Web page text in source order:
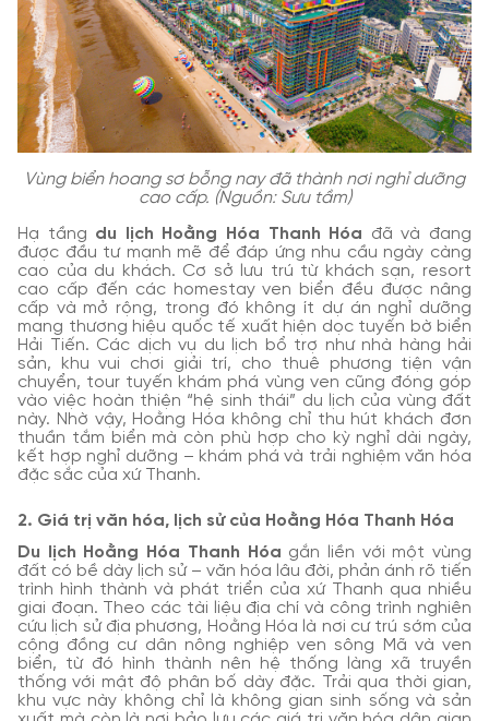
Vùng biển hoang sơ bỗng nay đã thành nơi nghỉ dưỡng
cao cấp. (Nguồn: Sưu tầm)
Hạ tầng du lịch Hoằng Hóa Thanh Hóa đã và đang
được đầu tư mạnh mẽ để đáp ứng nhu cầu ngày càng
cao của du khách. Cơ sở lưu trú từ khách sạn, resort
cao cấp đến các homestay ven biển đều được nâng
cấp và mở rộng, trong đó không ít dự án nghỉ dưỡng
mang thương hiệu quốc tế xuất hiện dọc tuyến bờ biển
Hải Tiến. Các dịch vụ du lịch bổ trợ như nhà hàng hải
sản, khu vui chơi giải trí, cho thuê phương tiện vận
chuyển, tour tuyến khám phá vùng ven cũng đóng góp
vào việc hoàn thiện “hệ sinh thái” du lịch của vùng đất
này. Nhờ vậy, Hoằng Hóa không chỉ thu hút khách đơn
thuần tắm biển mà còn phù hợp cho kỳ nghỉ dài ngày,
kết hợp nghỉ dưỡng – khám phá và trải nghiệm văn hóa
đặc sắc của xứ Thanh.
2. Giá trị văn hóa, lịch sử của Hoằng Hóa Thanh Hóa
Du lịch Hoằng Hóa Thanh Hóa gắn liền với một vùng
đất có bề dày lịch sử – văn hóa lâu đời, phản ánh rõ tiến
trình hình thành và phát triển của xứ Thanh qua nhiều
giai đoạn. Theo các tài liệu địa chí và công trình nghiên
cứu lịch sử địa phương, Hoằng Hóa là nơi cư trú sớm của
cộng đồng cư dân nông nghiệp ven sông Mã và ven
biển, từ đó hình thành nên hệ thống làng xã truyền
thống với mật độ phân bố dày đặc. Trải qua thời gian,
khu vực này không chỉ là không gian sinh sống và sản